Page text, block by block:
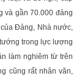
và gần 70.000 đảng
Đảng, Nhà nước,
trong lực lượng
làm nghiêm từ trên
cũng rất nhân văn,